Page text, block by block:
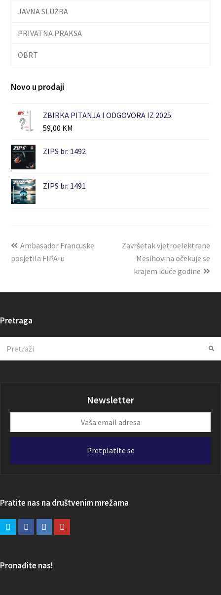
JAVNA SLUŽBA
PRIVATNA PRAKSA
OBRT
Novo u prodaji
ZBIRKA PITANJA I ODGOVORA IZ 2025.
59,00 KM
ZIPS br. 1492
ZIPS br. 1491
Ambasador Francuske
posjetila FIPA-u
Završetak vjetroelektrane
Mesihovina očekuje se
krajem iduće godine
Pretraga
Newsletter
email
Pretplatite se
Pratite nas na društvenim mrežama
Pronađite nas!